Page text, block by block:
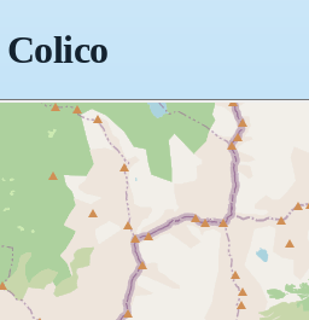
Colico